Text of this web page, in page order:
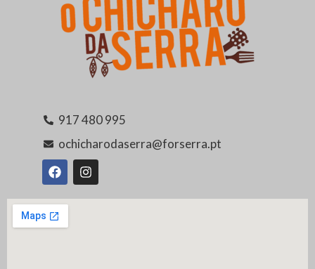
917 480 995
ochicharodaserra@forserra.pt